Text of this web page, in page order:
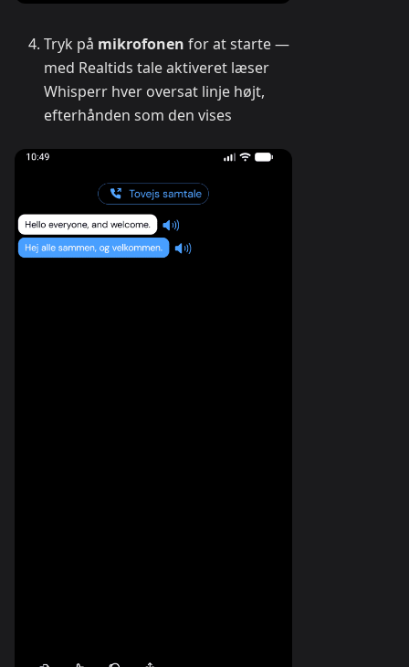
Tryk på mikrofonen for at starte —
med Realtids tale aktiveret læser
Whisperr hver oversat linje højt,
efterhånden som den vises